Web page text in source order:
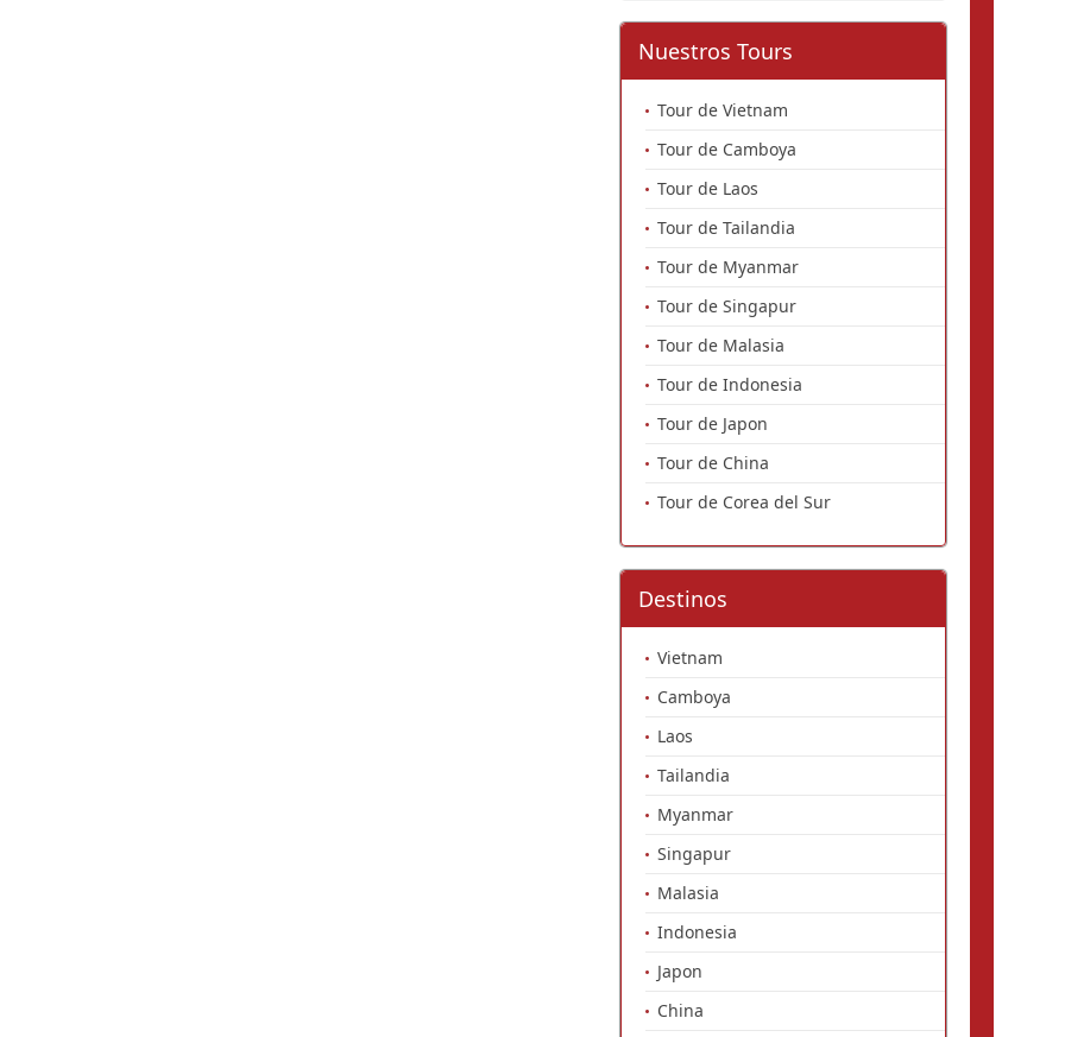
Nuestros Tours
Tour de Vietnam
Tour de Camboya
Tour de Laos
Tour de Tailandia
Tour de Myanmar
Tour de Singapur
Tour de Malasia
Tour de Indonesia
Tour de Japon
Tour de China
Tour de Corea del Sur
Destinos
Vietnam
Camboya
Laos
Tailandia
Myanmar
Singapur
Malasia
Indonesia
Japon
China